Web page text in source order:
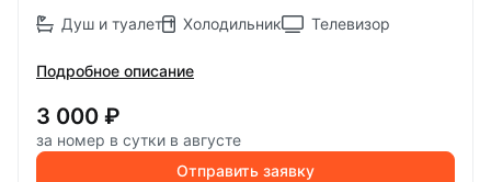
Душ и туалет
Холодильник Телевизор
Подробное описание
3 000 ₽
за номер в сутки в августе
Отправить заявку